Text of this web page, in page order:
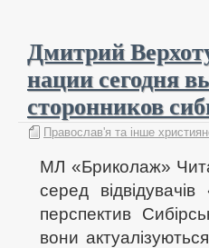
Дмитрий
нации сегодня
сторонников
Православ'я та інше
МЛ «Бриколаж»
серед
перспектив
вони